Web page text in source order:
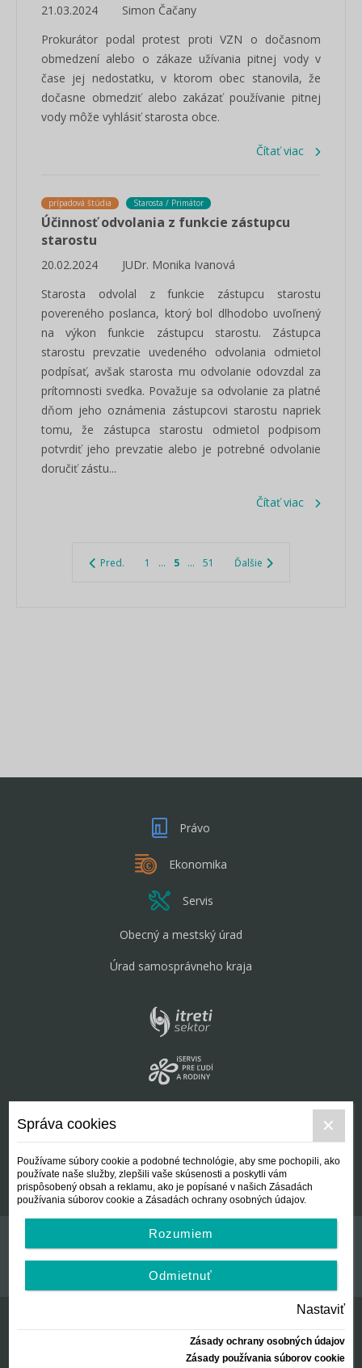
21.03.2024
Simon Čačany
Prokurátor podal protest proti VZN o dočasnom
obmedzení alebo o zákaze užívania pitnej vody v
čase jej nedostatku, v ktorom obec stanovila, že
dočasne obmedziť alebo zakázať používanie pitnej
vody môže vyhlásiť starosta obce.
Čítať viac
prípadová štúdia Starosta / Primátor
Účinnosť odvolania z funkcie zástupcu
starostu
20.02.2024
JUDr. Monika Ivanová
Starosta odvolal z funkcie zástupcu starostu
povereného poslanca, ktorý bol dlhodobo uvoľnený
na výkon funkcie zástupcu starostu. Zástupca
starostu prevzatie uvedeného odvolania odmietol
podpísať, avšak starosta mu odvolanie odovzdal za
prítomnosti svedka. Považuje sa odvolanie za platné
dňom jeho oznámenia zástupcovi starostu napriek
tomu, že zástupca starostu odmietol podpisom
potvrdiť jeho prevzatie alebo je potrebné odvolanie
doručiť zástu...
Čítať viac
Pred. 1 ... 5 ... 51 Ďalšie
Právo
Ekonomika
Servis
Obecný a mestský úrad
Úrad samosprávneho kraja
Kontakt
Všeobecné podmienky
© Centrálna nezisková spoločnosť | since 2012
Správa cookies
Používame súbory cookie a podobné technológie, aby sme pochopili, ako
používate naše služby, zlepšili vaše skúsenosti a poskytli vám
prispôsobený obsah a reklamu, ako je popísané v našich Zásadách
používania súborov cookie a Zásadách ochrany osobných údajov.
Rozumiem
Odmietnuť
Nastaviť
Zásady ochrany osobných údajov
Zásady používania súborov cookie